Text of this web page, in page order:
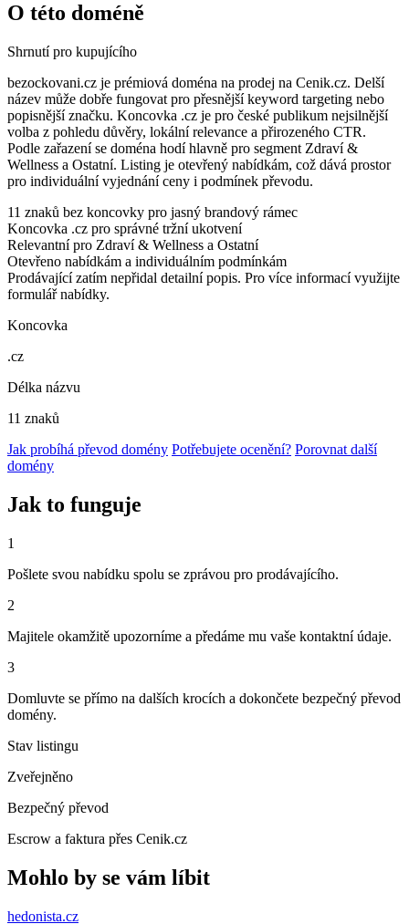
O této doméně
Shrnutí pro kupujícího
bezockovani.cz je prémiová doména na prodej na Cenik.cz. Delší
název může dobře fungovat pro přesnější keyword targeting nebo
popisnější značku. Koncovka .cz je pro české publikum nejsilnější
volba z pohledu důvěry, lokální relevance a přirozeného CTR.
Podle zařazení se doména hodí hlavně pro segment Zdraví &
Wellness a Ostatní. Listing je otevřený nabídkám, což dává prostor
pro individuální vyjednání ceny i podmínek převodu.
11 znaků bez koncovky pro jasný brandový rámec
Koncovka .cz pro správné tržní ukotvení
Relevantní pro Zdraví & Wellness a Ostatní
Otevřeno nabídkám a individuálním podmínkám
Prodávající zatím nepřidal detailní popis. Pro více informací využijte
formulář nabídky.
Koncovka
.cz
Délka názvu
11 znaků
Jak probíhá převod domény Potřebujete ocenění? Porovnat další
domény
Jak to funguje
1
Pošlete svou nabídku spolu se zprávou pro prodávajícího.
2
Majitele okamžitě upozorníme a předáme mu vaše kontaktní údaje.
3
Domluvte se přímo na dalších krocích a dokončete bezpečný převod
domény.
Stav listingu
Zveřejněno
Bezpečný převod
Escrow a faktura přes Cenik.cz
Mohlo by se vám líbit
hedonista.cz